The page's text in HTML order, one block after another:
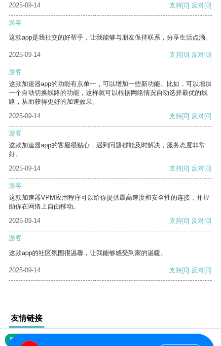
2025-09-14 支持[0] 反对[0]
游客
这款app是我社交的好帮手，让我能够与朋友保持联系，分享生活点滴。
2025-09-14 支持[0] 反对[0]
游客
这款加速器app的功能有点单一，可以增加一些新功能。比如，可以增加
一个自动切换线路的功能，这样就可以根据网络情况自动选择最优的线
路，从而获得更好的加速效果。
2025-09-14
支持[0] 反对[0]
游客
这款加速器app的客服很贴心，遇到问题都能及时解决，服务态度非常
好。
2025-09-14
支持[0] 反对[0]
游客
这款加速器VPM应用程序可以给你提供最高速度和安全性的连接，并帮
助你在网络上自由移动。
2025-09-14
支持[0] 反对[0]
游客
这款app的社区氛围很温馨，让我能够感受到家的温暖。
2025-09-14 支持[0] 反对[0]
友情链接
网站地图